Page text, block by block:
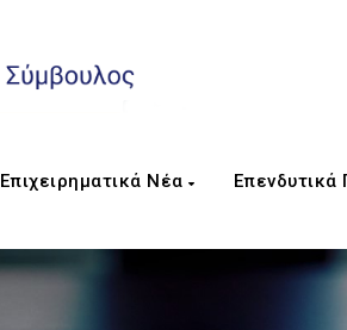
Επιχειρηματικά Νέα